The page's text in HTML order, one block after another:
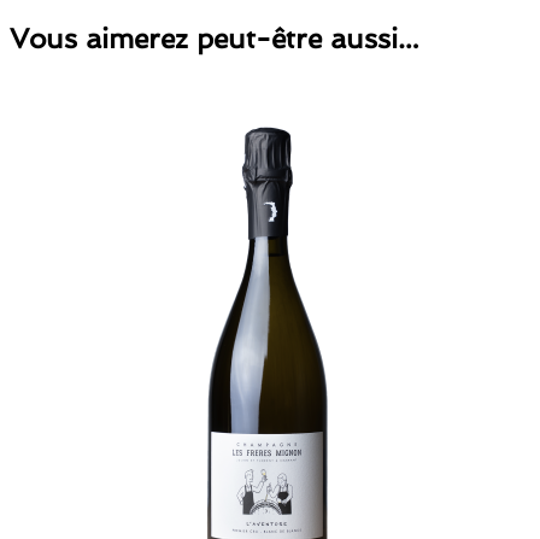
Vous aimerez peut-être aussi…